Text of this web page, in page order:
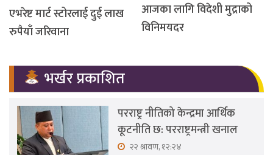
एभरेष्ट मार्ट स्टोरलाई दुई लाख
रुपैयाँ जरिवाना
आजका लागि विदेशी मुद्राको
विनिमयदर
भर्खर प्रकाशित
परराष्ट्र नीतिको केन्द्रमा आर्थिक
कूटनीति छ: परराष्ट्रमन्त्री खनाल
२२ श्रावण, १२:२४